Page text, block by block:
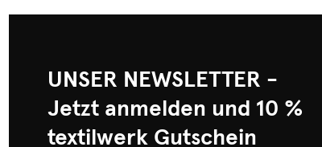
UNSER NEWSLETTER -
Jetzt anmelden und 10 %
textilwerk Gutschein